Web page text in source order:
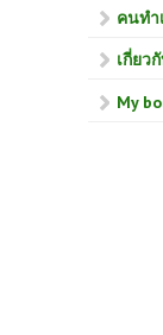
คนทำ
เกี่ยว
My